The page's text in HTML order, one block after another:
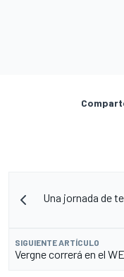
Una jornada de
SIGUIENTE ARTÍCULO
Vergne correrá en el